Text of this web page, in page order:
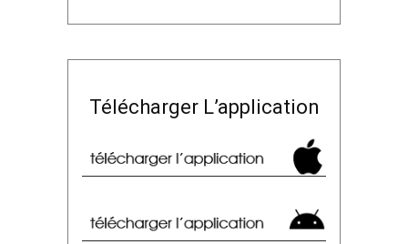
Télécharger L’application